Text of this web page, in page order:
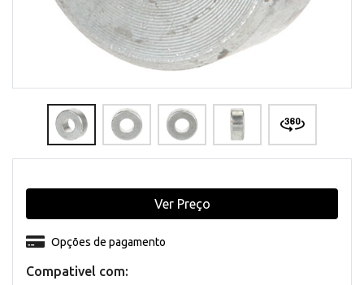
Compativel com:
Opções de pagamento
Ver Preço